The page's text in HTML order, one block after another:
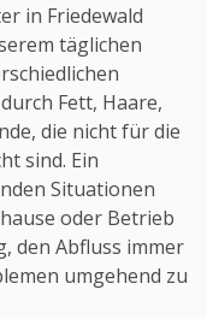
in Friedewald
täglichen
Fett, Haare,
die nicht für die
sind. Ein
Situationen
oder Betrieb
den Abfluss immer
umgehend zu